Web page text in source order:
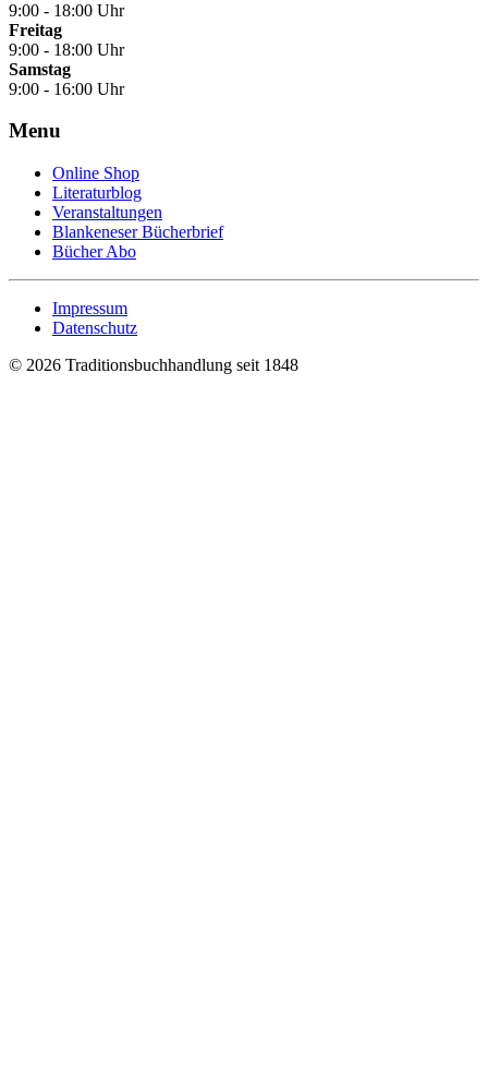
9:00 - 18:00 Uhr
Freitag
9:00 - 18:00 Uhr
Samstag
9:00 - 16:00 Uhr
Menu
Online Shop
Literaturblog
Veranstaltungen
Blankeneser Bücherbrief
Bücher Abo
Impressum
Datenschutz
© 2026 Traditionsbuchhandlung seit 1848